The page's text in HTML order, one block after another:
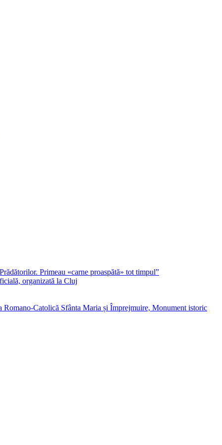
Primeau «carne proaspătă» tot timpul”
organizată la Cluj
Catolică Sfânta Maria și Împrejmuire, Monument istoric